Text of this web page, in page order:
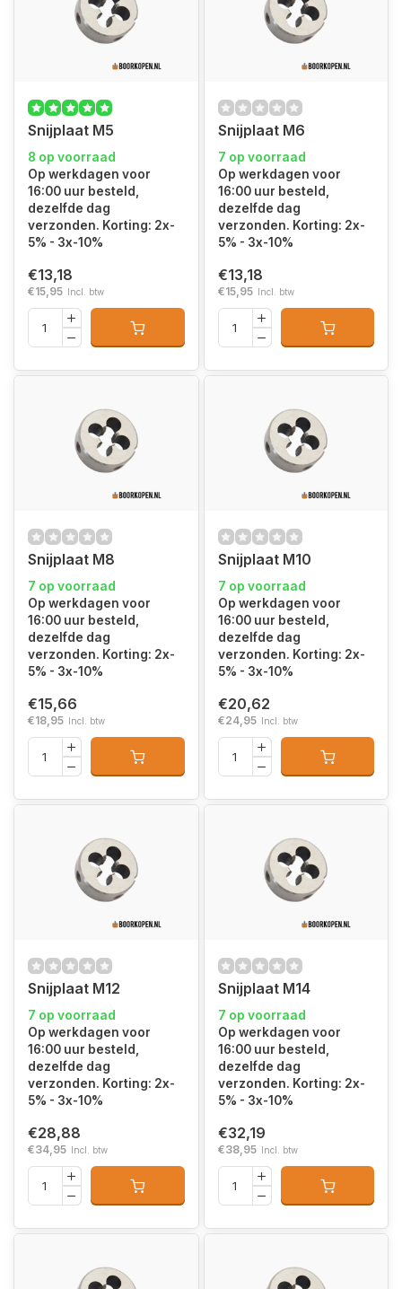
Snijplaat M5
8 op voorraad
Op werkdagen voor
16:00 uur besteld,
dezelfde dag
verzonden. Korting: 2x-
5% - 3x-10%
€13,18
€15,95 Incl. btw
Snijplaat M6
7 op voorraad
Op werkdagen voor
16:00 uur besteld,
dezelfde dag
verzonden. Korting: 2x-
5% - 3x-10%
€13,18
€15,95 Incl. btw
Snijplaat M8
7 op voorraad
Op werkdagen voor
16:00 uur besteld,
dezelfde dag
verzonden. Korting: 2x-
5% - 3x-10%
€15,66
€18,95 Incl. btw
Snijplaat M10
7 op voorraad
Op werkdagen voor
16:00 uur besteld,
dezelfde dag
verzonden. Korting: 2x-
5% - 3x-10%
€20,62
€24,95 Incl. btw
Snijplaat M12
7 op voorraad
Op werkdagen voor
16:00 uur besteld,
dezelfde dag
verzonden. Korting: 2x-
5% - 3x-10%
€28,88
€34,95 Incl. btw
Snijplaat M14
7 op voorraad
Op werkdagen voor
16:00 uur besteld,
dezelfde dag
verzonden. Korting: 2x-
5% - 3x-10%
€32,19
€38,95 Incl. btw